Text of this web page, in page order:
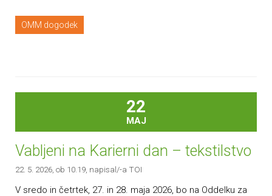
OMM dogodek
22
MAJ
Vabljeni na Karierni dan – tekstilstvo
22. 5. 2026, ob 10.19 , napisal/-a TOI
V sredo in četrtek, 27. in 28. maja 2026, bo na Oddelku za